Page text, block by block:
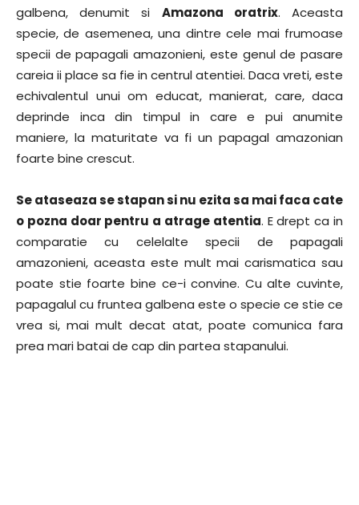
galbena, denumit si Amazona oratrix. Aceasta
specie, de asemenea, una dintre cele mai frumoase
specii de papagali amazonieni, este genul de pasare
careia ii place sa fie in centrul atentiei. Daca vreti, este
echivalentul unui om educat, manierat, care, daca
deprinde inca din timpul in care e pui anumite
maniere, la maturitate va fi un papagal amazonian
foarte bine crescut.
Se ataseaza se stapan si nu ezita sa mai faca cate
o pozna doar pentru a atrage atentia. E drept ca in
comparatie cu celelalte specii de papagali
amazonieni, aceasta este mult mai carismatica sau
poate stie foarte bine ce-i convine. Cu alte cuvinte,
papagalul cu fruntea galbena este o specie ce stie ce
vrea si, mai mult decat atat, poate comunica fara
prea mari batai de cap din partea stapanului.